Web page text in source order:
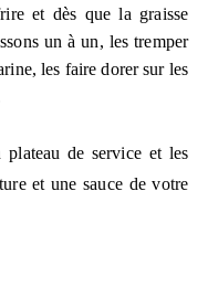
et dès que la graisse
un à un, les tremper
les faire dorer sur les
de service et les
et une sauce de votre